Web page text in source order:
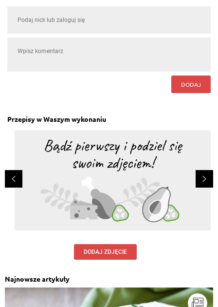
DODAJ
Przepisy w Waszym wykonaniu
DODAJ ZDJĘCIE
Najnowsze artykuły